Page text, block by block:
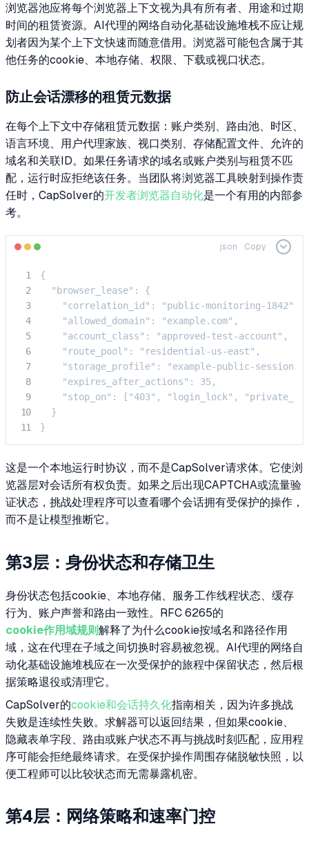
浏览器池应将每个浏览器上下文视为具有所有者、用途和过期
时间的租赁资源。AI代理的网络自动化基础设施堆栈不应让规
划者因为某个上下文快速而随意借用。浏览器可能包含属于其
他任务的cookie、本地存储、权限、下载或视口状态。
防止会话漂移的租赁元数据
在每个上下文中存储租赁元数据：账户类别、路由池、时区、
语言环境、用户代理家族、视口类别、存储配置文件、允许的
域名和关联ID。如果任务请求的域名或账户类别与租赁不匹
配，运行时应拒绝该任务。当团队将浏览器工具映射到操作责
任时，CapSolver的开发者浏览器自动化是一个有用的内部参
考。
json Copy
{
  "browser_lease": {
    "correlation_id": "public-monitoring-1842",
    "allowed_domain": "example.com",
    "account_class": "approved-test-account",
    "route_pool": "residential-us-east",
    "storage_profile": "example-public-session",
    "expires_after_actions": 35,
"stop_on": ["403", "login_lock",
  }
}
这是一个本地运行时协议，而不是CapSolver请求体。它使浏
览器层对会话所有权负责。如果之后出现CAPTCHA或流量验
证状态，挑战处理程序可以查看哪个会话拥有受保护的操作，
而不是让模型推断它。
第3层：身份状态和存储卫生
身份状态包括cookie、本地存储、服务工作线程状态、缓存
行为、账户声誉和路由一致性。RFC 6265的
cookie作用域规则解释了为什么cookie按域名和路径作用
域，这在代理在子域之间切换时容易被忽视。AI代理的网络自
动化基础设施堆栈应在一次受保护的旅程中保留状态，然后根
据策略退役或清理它。
CapSolver的cookie和会话持久化指南相关，因为许多挑战
失败是连续性失败。求解器可以返回结果，但如果cookie、
隐藏表单字段、路由或账户状态不再与挑战时刻匹配，应用程
序可能会拒绝最终请求。在受保护操作周围存储脱敏快照，以
便工程师可以比较状态而无需暴露机密。
第4层：网络策略和速率门控